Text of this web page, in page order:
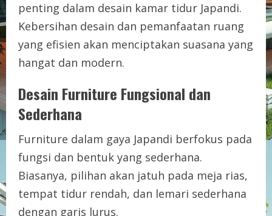
penting dalam desain kamar tidur Japandi.
Kebersihan desain dan pemanfaatan ruang
yang efisien akan menciptakan suasana yang
hangat dan modern.
Desain Furniture Fungsional dan
Sederhana
Furniture dalam gaya Japandi berfokus pada
fungsi dan bentuk yang sederhana.
Biasanya, pilihan akan jatuh pada meja rias,
tempat tidur rendah, dan lemari sederhana
dengan garis lurus.